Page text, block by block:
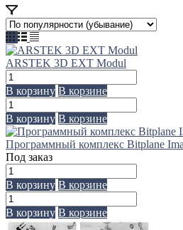
ARSTEK 3D EXT Modul
В корзину В корзине
В корзину В корзине
Программный комплекс Bitplane
Под заказ
В корзину В корзине
В корзину В корзине